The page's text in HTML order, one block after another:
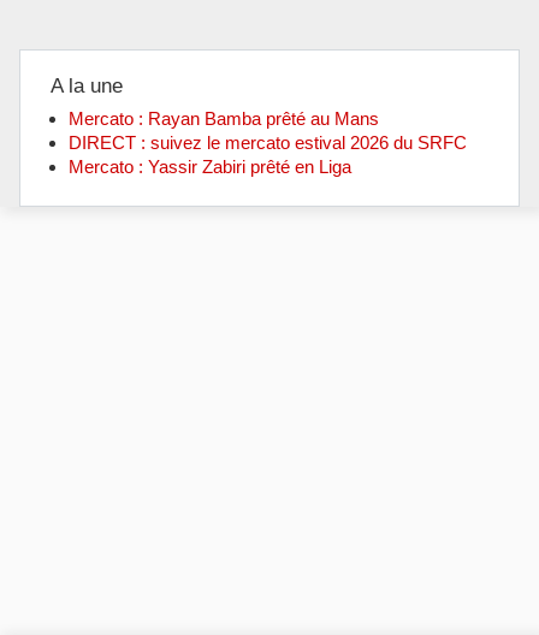
A la une
Mercato : Rayan Bamba prêté au Mans
DIRECT : suivez le mercato estival 2026 du SRFC
Mercato : Yassir Zabiri prêté en Liga